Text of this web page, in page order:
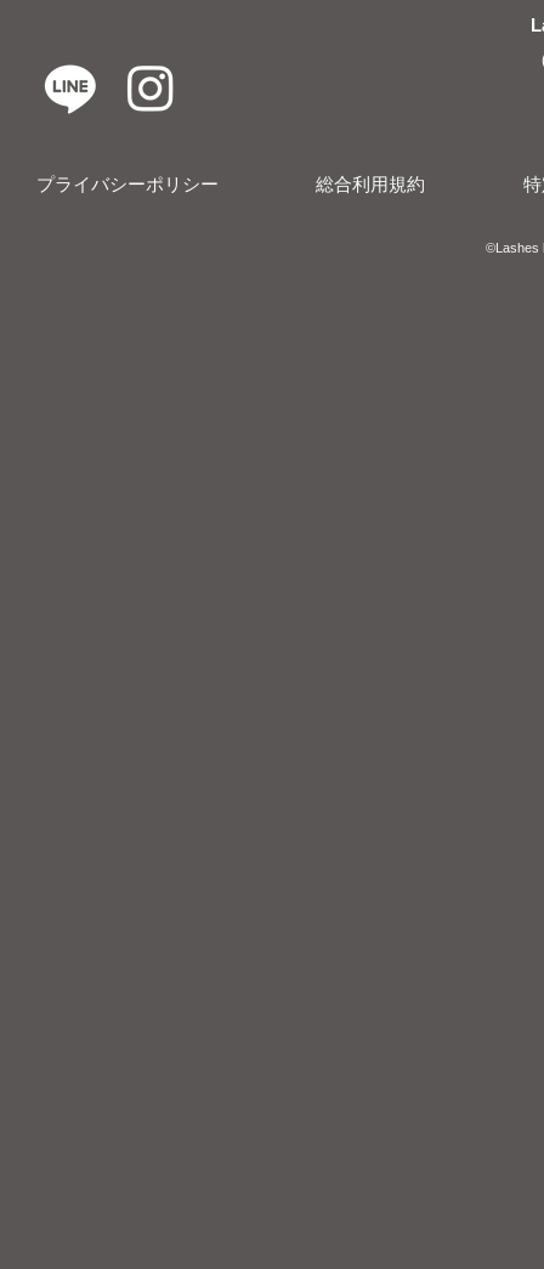
プライバシーポリシー 総合利用規約
​​©︎Lashes